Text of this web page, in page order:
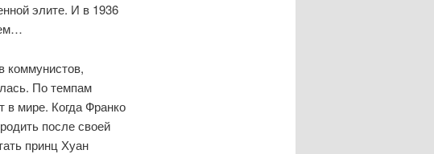
элите. И в 1936
коммунистов,
По темпам
в мире. Когда Франко
после своей
принц Хуан